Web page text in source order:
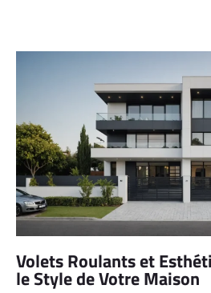
Volets Roulants et
le Style de Votre Maison